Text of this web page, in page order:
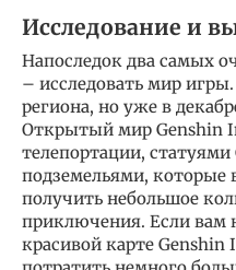
Исследование и
Напоследок два самых
– исследовать мир
региона, но уже в
Открытый мир Genshin
телепортации,
подземельями,
получить небольшое
приключения. Если вам
красивой карте